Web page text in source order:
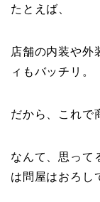
たとえば、
店舗の内装や外
ィもバッチリ。
だから、これで
なんて、思って
は問屋はおろし